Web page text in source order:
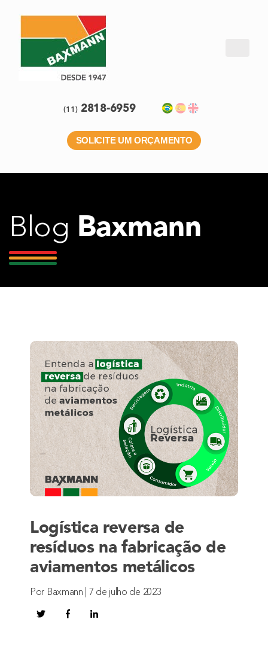
(11) 2818-6959
SOLICITE UM ORÇAMENTO
Blog Baxmann
Logística reversa de
resíduos na fabricação de
aviamentos metálicos
Por Baxmann | 7 de julho de 2023